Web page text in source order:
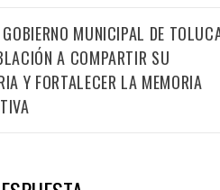
MUNICIPAL DE
A COMPARTIR SU
Y FORTALECER LA MEMORIA